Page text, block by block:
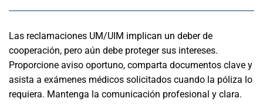
Las reclamaciones UM/UIM implican un deber de
cooperación, pero aún debe proteger sus intereses.
Proporcione aviso oportuno, comparta documentos clave y
asista a exámenes médicos solicitados cuando la póliza lo
requiera. Mantenga la comunicación profesional y clara.